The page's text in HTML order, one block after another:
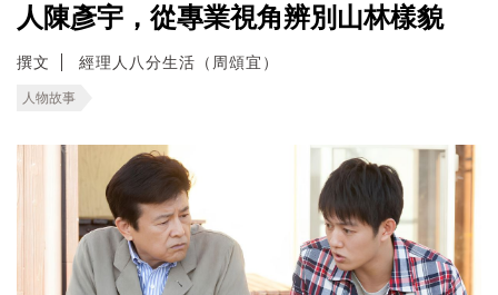
人陳彥宇，從專業視角辨別山林樣貌
撰文 經理人八分生活（周頌宜）
人物故事